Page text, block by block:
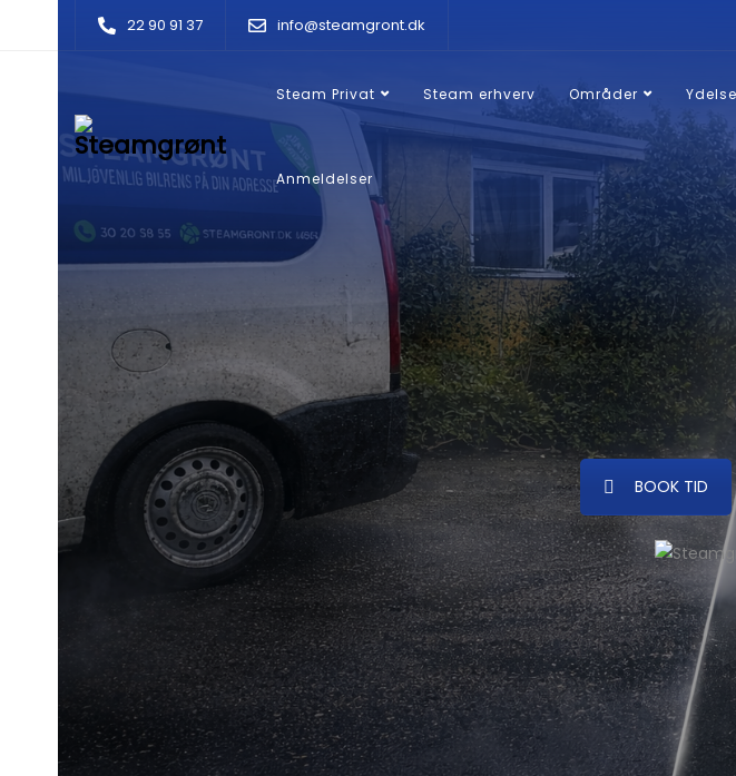
22 90 91 37 info@steamgront.dk
Steam Privat Steam erhverv Områder
Anmeldelser
BOOK TID